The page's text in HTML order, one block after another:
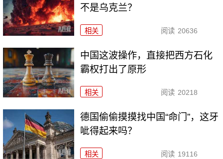
不是乌克兰？
相关 阅读 20636
中国这波操作，直接把西方石化
霸权打出了原形
相关 阅读 20218
德国偷偷摸摸找中国“命门”，这牙
呲得起来吗？
相关 阅读 19116